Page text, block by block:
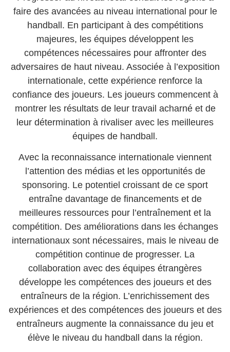
faire des avancées au niveau international pour le
handball. En participant à des compétitions
majeures, les équipes développent les
compétences nécessaires pour affronter des
adversaires de haut niveau. Associée à l’exposition
internationale, cette expérience renforce la
confiance des joueurs. Les joueurs commencent à
montrer les résultats de leur travail acharné et de
leur détermination à rivaliser avec les meilleures
équipes de handball.
Avec la reconnaissance internationale viennent
l’attention des médias et les opportunités de
sponsoring. Le potentiel croissant de ce sport
entraîne davantage de financements et de
meilleures ressources pour l’entraînement et la
compétition. Des améliorations dans les échanges
internationaux sont nécessaires, mais le niveau de
compétition continue de progresser. La
collaboration avec des équipes étrangères
développe les compétences des joueurs et des
entraîneurs de la région. L’enrichissement des
expériences et des compétences des joueurs et des
entraîneurs augmente la connaissance du jeu et
élève le niveau du handball dans la région.